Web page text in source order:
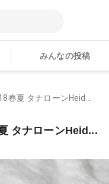
みんなの投稿
春夏 タナローンHeid...
タナローンHeid...